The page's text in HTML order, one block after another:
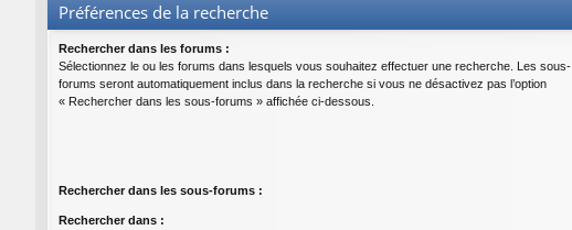
Préférences de la recherche
Rechercher dans les forums :
Sélectionnez le ou les forums dans lesquels vous souhaitez effectuer une recherche. Les sous-
forums seront automatiquement inclus dans la recherche si vous ne désactivez pas l’option
« Rechercher dans les sous-forums » affichée ci-dessous.
Rechercher dans les sous-forums :
Rechercher dans :